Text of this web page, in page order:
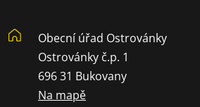
Obecní úřad Ostrovánky
Ostrovánky č.p. 1
696 31 Bukovany
Na mapě